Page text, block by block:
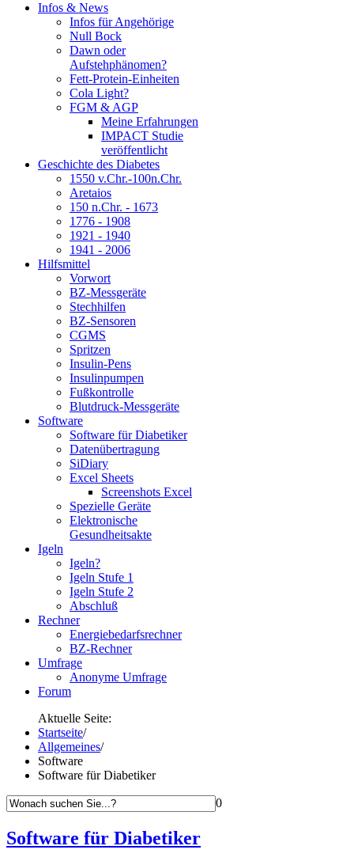
Infos & News
Infos für Angehörige
Null Bock
Dawn oder
Aufstehphänomen?
Fett-Protein-Einheiten
Cola Light?
FGM & AGP
Meine Erfahrungen
IMPACT Studie
veröffentlicht
Geschichte des Diabetes
1550 v.Chr.-100n.Chr.
Aretaios
150 n.Chr. - 1673
1776 - 1908
1921 - 1940
1941 - 2006
Hilfsmittel
Vorwort
BZ-Messgeräte
Stechhilfen
BZ-Sensoren
CGMS
Spritzen
Insulin-Pens
Insulinpumpen
Fußkontrolle
Blutdruck-Messgeräte
Software
Software für Diabetiker
Datenübertragung
SiDiary
Excel Sheets
Screenshots Excel
Spezielle Geräte
Elektronische
Gesundheitsakte
Igeln
Igeln?
Igeln Stufe 1
Igeln Stufe 2
Abschluß
Rechner
Energiebedarfsrechner
BZ-Rechner
Umfrage
Anonyme Umfrage
Forum
Aktuelle Seite:
Startseite/
Allgemeines/
Software
Software für Diabetiker
0
Software für Diabetiker